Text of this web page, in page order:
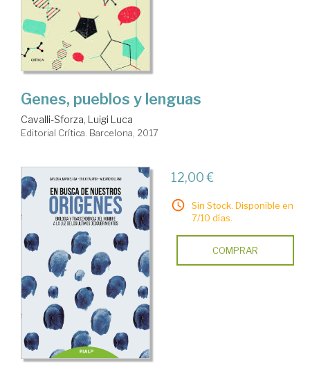
Genes, pueblos y lenguas
Cavalli-Sforza, Luigi Luca
Editorial Crítica. Barcelona, 2017
12,00 €
Sin Stock. Disponible en
7/10 días.
COMPRAR